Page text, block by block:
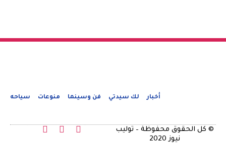
أخبار لك سيدتي فن وسينما منوعات سياحه
© كل الحقوق محفوظة – توليب
نيوز 2020